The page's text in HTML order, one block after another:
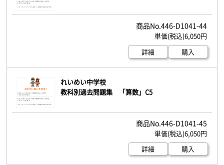
446-D1041-44
6,050円
詳細
購入
れいめい中学校
教科別過去問題集 「算数」C5
446-D1041-45
6,050円
詳細
購入